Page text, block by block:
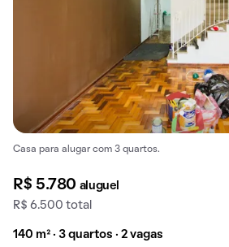
Casa para alugar com 3 quartos.
R$ 5.780 aluguel
R$ 6.500 total
140 m² · 3 quartos · 2 vagas